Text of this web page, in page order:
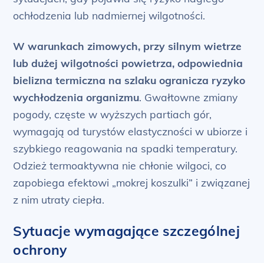
ochłodzenia lub nadmiernej wilgotności.
W warunkach zimowych, przy silnym wietrze
lub dużej wilgotności powietrza, odpowiednia
bielizna termiczna na szlaku ogranicza ryzyko
wychłodzenia organizmu. Gwałtowne zmiany
pogody, częste w wyższych partiach gór,
wymagają od turystów elastyczności w ubiorze i
szybkiego reagowania na spadki temperatury.
Odzież termoaktywna nie chłonie wilgoci, co
zapobiega efektowi „mokrej koszulki” i związanej
z nim utraty ciepła.
Sytuacje wymagające szczególnej
ochrony